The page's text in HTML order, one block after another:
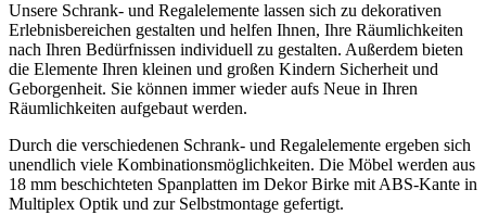
Unsere Schrank- und Regalelemente lassen sich zu dekorativen
Erlebnisbereichen gestalten und helfen Ihnen, Ihre Räumlichkeiten
nach Ihren Bedürfnissen individuell zu gestalten. Außerdem bieten
die Elemente Ihren kleinen und großen Kindern Sicherheit und
Geborgenheit. Sie können immer wieder aufs Neue in Ihren
Räumlichkeiten aufgebaut werden.
Durch die verschiedenen Schrank- und Regalelemente ergeben sich
unendlich viele Kombinationsmöglichkeiten. Die Möbel werden aus
18 mm beschichteten Spanplatten im Dekor Birke mit ABS-Kante in
Multiplex Optik und zur Selbstmontage gefertigt.